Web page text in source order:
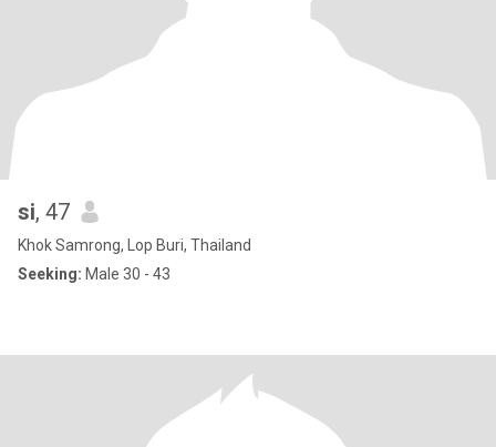
si, 47
Khok Samrong, Lop Buri, Thailand
Seeking: Male 30 - 43